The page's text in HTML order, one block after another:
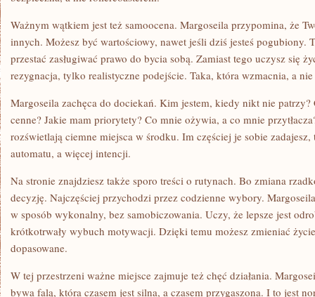
Ważnym wątkiem jest też samoocena. Margoseila przypomina, że
innych. Możesz być wartościowy, nawet jeśli dziś jesteś pogubiony.
przestać zasługiwać prawo do bycia sobą. Zamiast tego uczysz się
rezygnacja, tylko realistyczne podejście. Taka, która wzmacnia, a
Margoseila zachęca do dociekań. Kim jestem, kiedy nikt nie patrzy?
cenne? Jakie mam priorytety? Co mnie ożywia, a co mnie
rozświetlają ciemne miejsca w środku. Im częściej je sobie
automatu, a więcej intencji.
Na stronie znajdziesz także sporo treści o rutynach. Bo zmiana
decyzję. Najczęściej przychodzi przez codzienne wybory.
w sposób wykonalny, bez samobiczowania. Uczy, że lepsze jest
krótkotrwały wybuch motywacji. Dzięki temu możesz zmieniać
dopasowane.
W tej przestrzeni ważne miejsce zajmuje też chęć działania.
bywa falą, która czasem jest silna, a czasem przygaszona. I to jest